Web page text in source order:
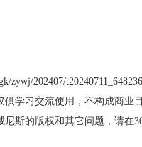
zywj/202407/
学习交流使用，不构成商业
尼斯的版权和其它问题，请在